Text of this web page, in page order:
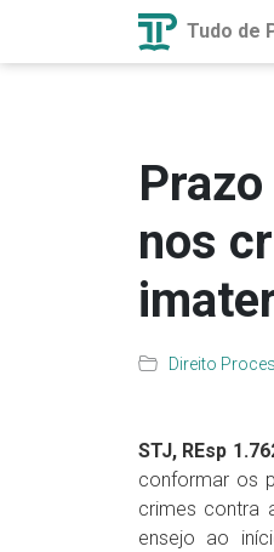
Tudo de
nos
Direito
STJ, REsp
conformar os
crimes contra
ensejo ao